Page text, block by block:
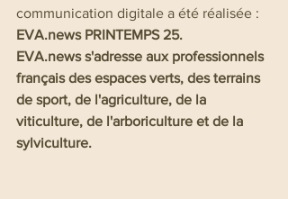
communication digitale a été réalisée :
EVA.news PRINTEMPS 25.
EVA.news s'adresse aux professionnels
français des espaces verts, des terrains
de sport, de l'agriculture, de la
viticulture, de l'arboriculture et de la
sylviculture.